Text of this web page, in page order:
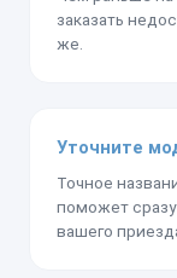
заказать
же.
Уточните
Точное
поможет
вашего